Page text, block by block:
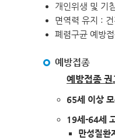
개인위생 및 기
면역력 유지 :
폐렴구균 예방
예방접종
예방접종 권
65세 이상
19세-64세
만성질환